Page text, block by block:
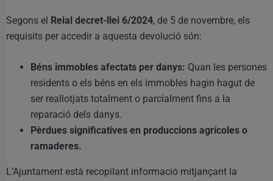
Segons el Reial decret-llei 6/2024, de 5 de novembre, els
requisits per accedir a aquesta devolució són:
Béns immobles afectats per danys: Quan les persones
residents o els béns en els immobles hagin hagut de
ser reallotjats totalment o parcialment fins a la
reparació dels danys.
Pèrdues significatives en produccions agrícoles o
ramaderes.
L’Ajuntament està recopilant informació mitjançant la